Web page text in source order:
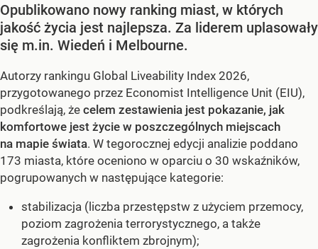
Opublikowano nowy ranking miast, w których
jakość życia jest najlepsza. Za liderem uplasowały
się m.in. Wiedeń i Melbourne.
Autorzy rankingu Global Liveability Index 2026,
przygotowanego przez Economist Intelligence Unit (EIU),
podkreślają, że celem zestawienia jest pokazanie, jak
komfortowe jest życie w poszczególnych miejscach
na mapie świata. W tegorocznej edycji analizie poddano
173 miasta, które oceniono w oparciu o 30 wskaźników,
pogrupowanych w następujące kategorie:
stabilizacja (liczba przestępstw z użyciem przemocy,
poziom zagrożenia terrorystycznego, a także
zagrożenia konfliktem zbrojnym);